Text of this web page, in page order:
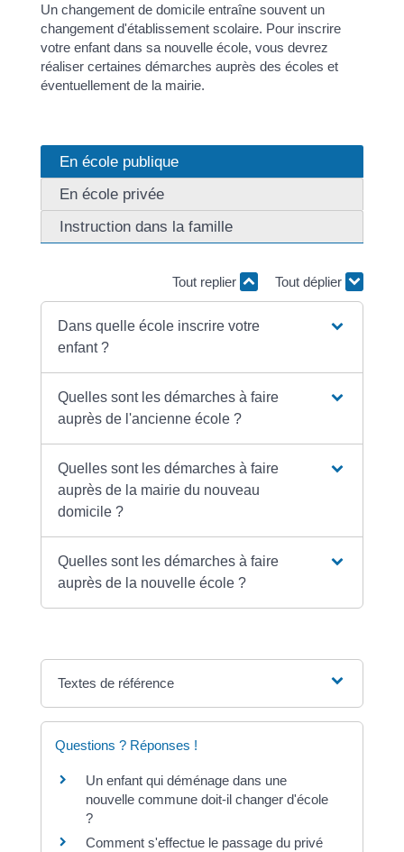
Un changement de domicile entraîne souvent un
changement d'établissement scolaire. Pour inscrire
votre enfant dans sa nouvelle école, vous devrez
réaliser certaines démarches auprès des écoles et
éventuellement de la mairie.
En école publique
En école privée
Instruction dans la famille
Tout replier Tout déplier
Dans quelle école inscrire votre
enfant ?
Quelles sont les démarches à faire
auprès de l'ancienne école ?
Quelles sont les démarches à faire
auprès de la mairie du nouveau
domicile ?
Quelles sont les démarches à faire
auprès de la nouvelle école ?
Textes de référence
Questions ? Réponses !
Un enfant qui déménage dans une
nouvelle commune doit-il changer d'école
?
Comment s'effectue le passage du privé